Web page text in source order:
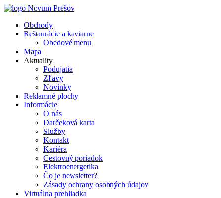
Obchody
Reštaurácie a kaviarne
Obedové menu
Mapa
Aktuality
Podujatia
Zľavy
Novinky
Reklamné plochy
Informácie
O nás
Darčeková karta
Služby
Kontakt
Kariéra
Cestovný poriadok
Elektroenergetika
Čo je newsletter?
Zásady ochrany osobných údajov
Virtuálna prehliadka